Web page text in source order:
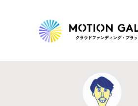
Highlight
新着プロジェクト